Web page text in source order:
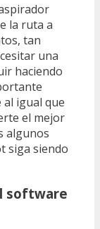
la ruta a
tan
una
haciendo
al igual que
el mejor
algunos
siga siendo
software